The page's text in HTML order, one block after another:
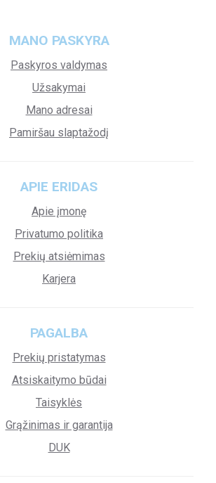
MANO PASKYRA
Paskyros valdymas
Užsakymai
Mano adresai
Pamiršau slaptažodį
APIE ERIDAS
Apie įmonę
Privatumo politika
Prekių atsiėmimas
Karjera
PAGALBA
Prekių pristatymas
Atsiskaitymo būdai
Taisyklės
Grąžinimas ir garantija
DUK